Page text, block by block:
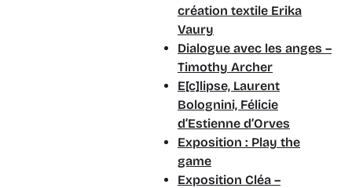
création textile Erika
Vaury
Dialogue avec les anges –
Timothy Archer
E[c]lipse, Laurent
Bolognini, Félicie
d’Estienne d’Orves
Exposition : Play the
game
Exposition Cléa –